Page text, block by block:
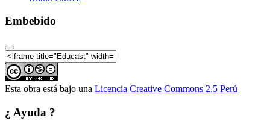
Embebido
Esta obra está bajo una Licencia Creative Commons 2.5 Perú
¿ Ayuda ?